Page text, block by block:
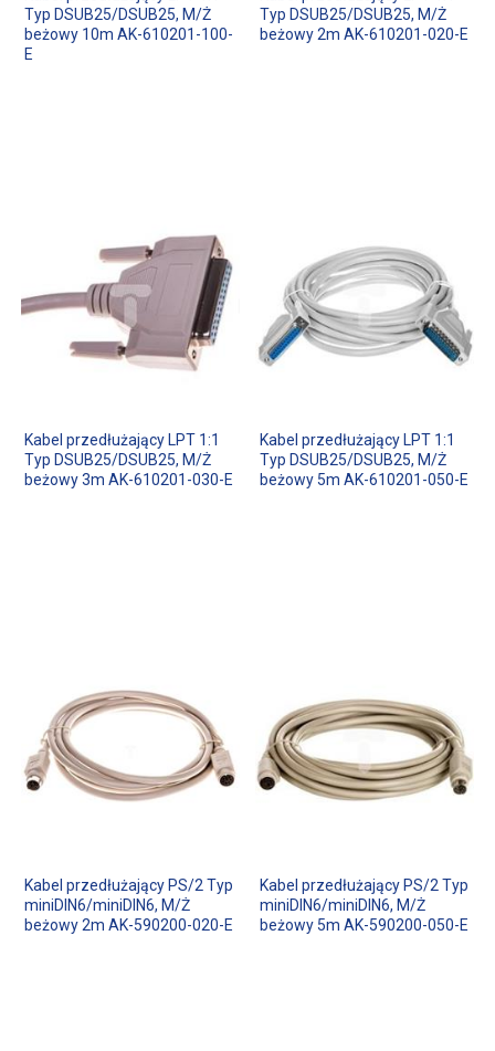
Typ DSUB25/DSUB25, M/Ż
beżowy 10m AK-610201-100-
E
Typ DSUB25/DSUB25, M/Ż
beżowy 2m AK-610201-020-E
Kabel przedłużający LPT 1:1
Typ DSUB25/DSUB25, M/Ż
beżowy 3m AK-610201-030-E
Kabel przedłużający LPT 1:1
Typ DSUB25/DSUB25, M/Ż
beżowy 5m AK-610201-050-E
Kabel przedłużający PS/2 Typ
miniDIN6/miniDIN6, M/Ż
beżowy 2m AK-590200-020-E
Kabel przedłużający PS/2 Typ
miniDIN6/miniDIN6, M/Ż
beżowy 5m AK-590200-050-E